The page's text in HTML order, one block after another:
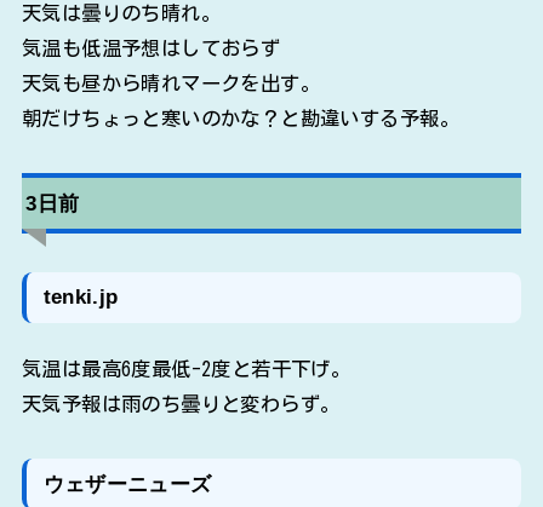
天気は曇りのち晴れ。
気温も低温予想はしておらず
天気も昼から晴れマークを出す。
朝だけちょっと寒いのかな？と勘違いする予報。
3日前
tenki.jp
気温は最高6度最低-2度と若干下げ。
天気予報は雨のち曇りと変わらず。
ウェザーニューズ